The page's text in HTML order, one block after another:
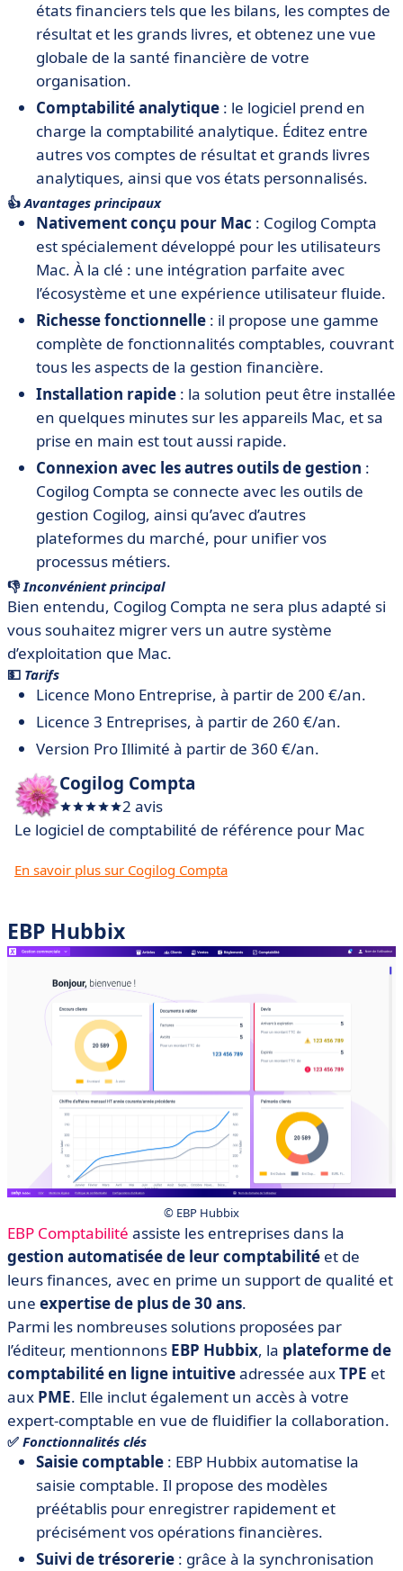
états financiers tels que les bilans, les comptes de
résultat et les grands livres, et obtenez une vue
globale de la santé financière de votre
organisation.
Comptabilité analytique : le logiciel prend en
charge la comptabilité analytique. Éditez entre
autres vos comptes de résultat et grands livres
analytiques, ainsi que vos états personnalisés.
👍Avantages principaux
Nativement conçu pour Mac : Cogilog Compta
est spécialement développé pour les utilisateurs
Mac. À la clé : une intégration parfaite avec
l’écosystème et une expérience utilisateur fluide.
Richesse fonctionnelle : il propose une gamme
complète de fonctionnalités comptables, couvrant
tous les aspects de la gestion financière.
Installation rapide : la solution peut être installée
en quelques minutes sur les appareils Mac, et sa
prise en main est tout aussi rapide.
Connexion avec les autres outils de gestion :
Cogilog Compta se connecte avec les outils de
gestion Cogilog, ainsi qu’avec d’autres
plateformes du marché, pour unifier vos
processus métiers.
👎 Inconvénient principal
Bien entendu, Cogilog Compta ne sera plus adapté si
vous souhaitez migrer vers un autre système
d’exploitation que Mac.
💵 Tarifs
Licence Mono Entreprise, à partir de 200 €/an.
Licence 3 Entreprises, à partir de 260 €/an.
Version Pro Illimité à partir de 360 €/an.
Cogilog Compta
2 avis
Le logiciel de comptabilité de référence pour Mac
En savoir plus sur Cogilog Compta
EBP Hubbix
© EBP Hubbix
EBP Comptabilité assiste les entreprises dans la
gestion automatisée de leur comptabilité et de
leurs finances, avec en prime un support de qualité et
une expertise de plus de 30 ans.
Parmi les nombreuses solutions proposées par
l’éditeur, mentionnons EBP Hubbix, la plateforme de
comptabilité en ligne intuitiveadressée auxTPE et
aux PME. Elle inclut également un accès à votre
expert-comptable en vue de fluidifier la collaboration.
✅ Fonctionnalités clés
Saisie comptable : EBP Hubbix automatise la
saisie comptable. Il propose des modèles
préétablis pour enregistrer rapidement et
précisément vos opérations financières.
Suivi de trésorerie : grâce à la synchronisation